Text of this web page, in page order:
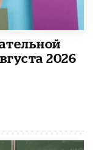
2026